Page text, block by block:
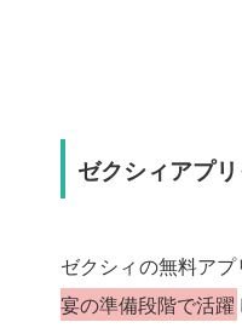
ゼクシィアプ
ゼクシィの無料ア
宴の準備段階で活躍